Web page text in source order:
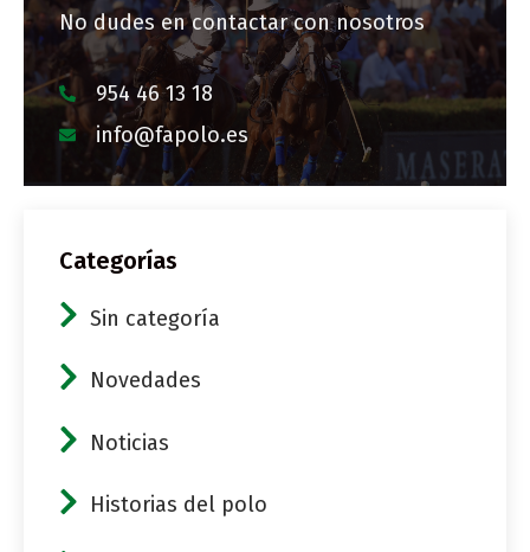
No dudes en contactar con nosotros
954 46 13 18
info@fapolo.es
Categorías
Sin categoría
Novedades
Noticias
Historias del polo